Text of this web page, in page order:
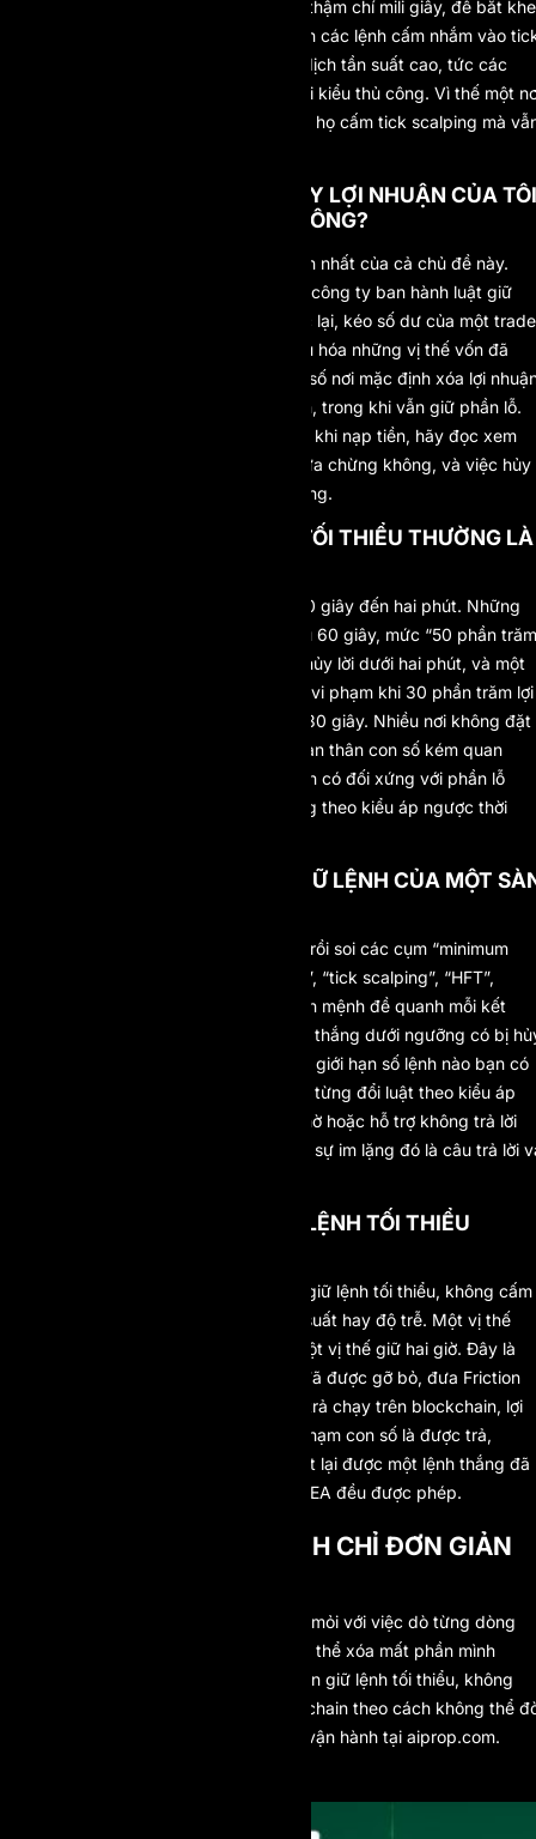
toán mở và đóng chỉ trong vài giây, thậm chí mili giây, để bắt khe
spread hoặc độ trễ báo giá. Phần lớn các lệnh cấm nhắm vào
scalping, latency arbitrage và giao dịch tần suất cao, tức các
biến thể tốc độ máy, chứ không phải kiểu thủ công. Vì thế một
hoàn toàn có thể thành thật nói rằng họ cấm tick scalping mà
MỘT PROP FIRM CÓ THỂ HỦY LỢI NHUẬN CỦA TÔI
SAU KHI SỰ VIỆC ĐÃ RỒI KHÔNG?
Ở một số nơi thì có, và đó là rủi ro lớn nhất của cả chủ đề này.
Một trường hợp được ghi nhận: một công ty ban hành luật giữ
lệnh một phút qua đêm rồi áp ngược lại, kéo số dư của một
từ $3.200 xuống $751,62 và vô hiệu hóa những vị thế vốn đã
đóng. Tách biệt với chuyện đó, một số nơi mặc định xóa lợi
từ giao dịch dưới ngưỡng lúc rút tiền, trong khi vẫn giữ phần lỗ.
Cách phòng vệ đều như nhau: trước khi nạp tiền, hãy đọc xem
công ty có quyền đổi điều khoản giữa chừng không, và việc hủy
lợi nhuận có được ghi trong luật không.
MỐC THỜI GIAN GIỮ LỆNH TỐI THIỂU THƯỜNG LÀ
Các ngưỡng tụm lại trong khoảng 30 giây đến hai phút. Những
dạng phổ biến gồm ngưỡng tối thiểu 60 giây, mức “50 phần trăm
số lệnh phải trên một phút”, cửa sổ hủy lời dưới hai phút, và một
cò “Quick-Strike” 30 giây, kích hoạt vi phạm khi 30 phần trăm lợi
nhuận trở lên đến từ giao dịch dưới 30 giây. Nhiều nơi không đặt
thời gian giữ lệnh tối thiểu nào cả. Bản thân con số kém quan
trọng hơn hai điều: việc hủy lợi nhuận có đối xứng với phần lỗ
không, và công ty có thể đổi ngưỡng theo kiểu áp ngược thời
LÀM SAO KIỂM TRA LUẬT GIỮ LỆNH CỦA MỘT
Mở điều khoản chiến lược và chi trả rồi soi các cụm “minimum
hold time”, “minimum trade duration”, “tick scalping”, “HFT”,
“latency”, và “Quick-Strike”. Đọc trọn mệnh đề quanh mỗi kết
quả. Sau đó xác nhận ba điều: phần thắng dưới ngưỡng có bị
trong khi phần thua bị giữ không, có giới hạn số lệnh nào bạn có
thể chạm phải không, và công ty đã từng đổi luật theo kiểu áp
ngược chưa. Nếu điều khoản mập mờ hoặc hỗ trợ không trả lời
thẳng câu hỏi hủy-lợi-nhuận, hãy coi sự im lặng đó là câu trả lời
AI PROP CÓ THỜI GIAN GIỮ LỆNH TỐI THIỂU
Không. AI Prop không đặt thời gian giữ lệnh tối thiểu, không cấm
tick scalping, và không áp trần tần suất hay độ trễ. Một vị thế
đóng sau hai giây được tính y hệt một vị thế giữ hai giờ. Đây là
một trong sáu loại ma sát phổ biến đã được gỡ bỏ, đưa Friction
Score về 0 trên 6. Vì các khoản chi trả chạy trên blockchain, lợi
nhuận được tính một cách cơ học, chạm con số là được trả,
không có khâu rà soát hậu kỳ nào lật lại được một lệnh thắng đã
tất toán. Scalping, swing trading và EA đều được phép.
GIAO DỊCH Ở NƠI NHANH CHỈ ĐƠN GIẢN
Nếu bạn giao dịch nhanh và đã mệt mỏi với việc dò từng dòng
chữ nhỏ để truy tìm một quy định có thể xóa mất phần mình
thắng, thì AI Prop không đặt thời gian giữ lệnh tối thiểu, không
hạn chế scalping, và trả thưởng on-chain theo cách không thể
lại sau khi sự việc đã rồi. Xem cách vận hành tại aiprop.com.